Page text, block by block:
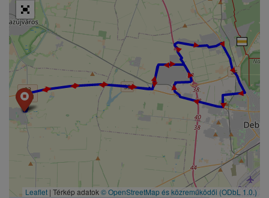
► ► ► ► ► ► ► ► ► ► ► ► ► ► ► ► ► ► ► ► ► ►
Leaflet | Térkép adatok © OpenStreetMap és közreműködői (ODbL 1.0.)